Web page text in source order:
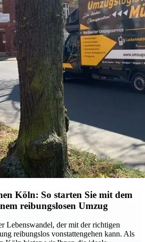
Köln: So starten Sie mit dem
reibungslosen Umzug
Lebenswandel, der mit der richtigen
reibungslos vonstattengehen kann. Als